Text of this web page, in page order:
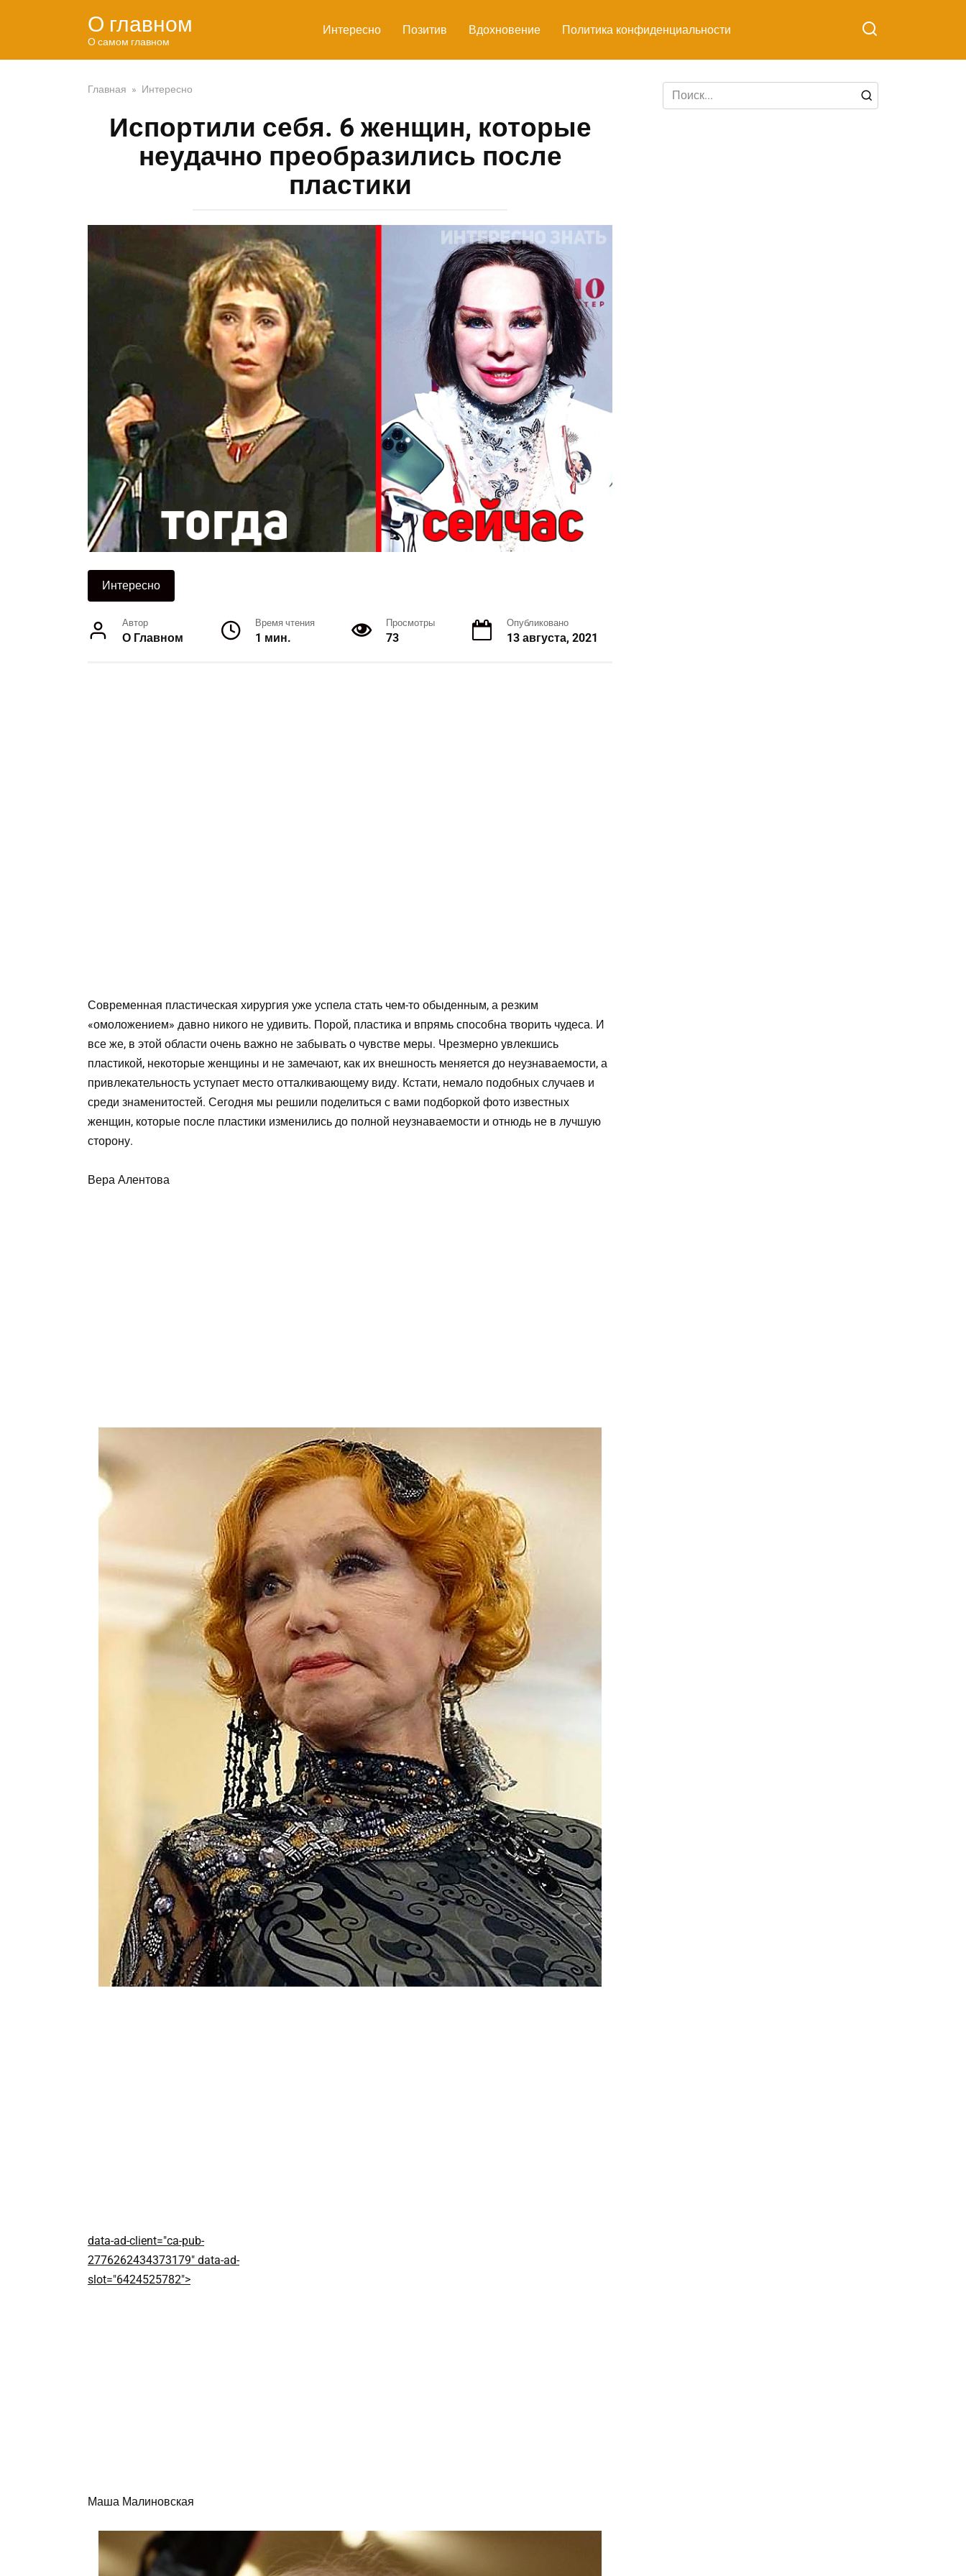
О главном
О самом главном
Интересно Позитив Вдохновение Политика конфиденциальности
Главная » Интересно
Испортили себя. 6 женщин, которые
неудачно преобразились после
пластики
Интересно
Автор
О Главном
Время чтения
1 мин.
Просмотры
73
Опубликовано
13 августа, 2021
Современная пластическая хирургия уже успела стать чем-то обыденным, а резким
«омоложением» давно никого не удивить. Порой, пластика и впрямь способна творить чудеса. И
все же, в этой области очень важно не забывать о чувстве меры. Чрезмерно увлекшись
пластикой, некоторые женщины и не замечают, как их внешность меняется до неузнаваемости, а
привлекательность уступает место отталкивающему виду. Кстати, немало подобных случаев и
среди знаменитостей. Сегодня мы решили поделиться с вами подборкой фото известных
женщин, которые после пластики изменились до полной неузнаваемости и отнюдь не в лучшую
сторону.
Вера Алентова
data-ad-client="ca-pub-
2776262434373179" data-ad-
slot="6424525782">
Маша Малиновская
Search
for: